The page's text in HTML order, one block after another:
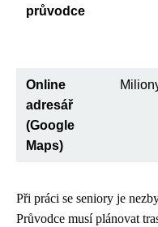
průvodce
Online
adresář
(Google
Maps)
Při práci se seniory je
Průvodce musí plánovat